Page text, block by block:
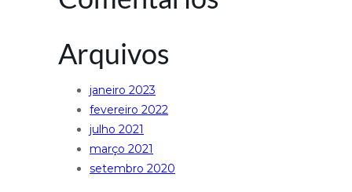
Arquivos
janeiro 2023
fevereiro 2022
julho 2021
março 2021
setembro 2020